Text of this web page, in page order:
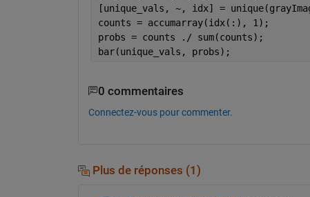
[unique_vals, ~, idx] =
counts = accumarray(idx(:), 1);
probs = counts ./ sum(counts);
bar(unique_vals, probs);
0 commentaires
Connectez-vous pour commenter.
Plus de réponses (1)